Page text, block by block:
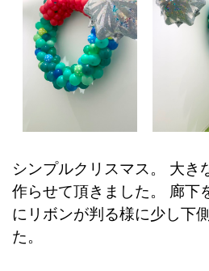
シンプルクリスマス。 大き
作らせて頂きました。 廊下
にリボンが判る様に少し下
た。